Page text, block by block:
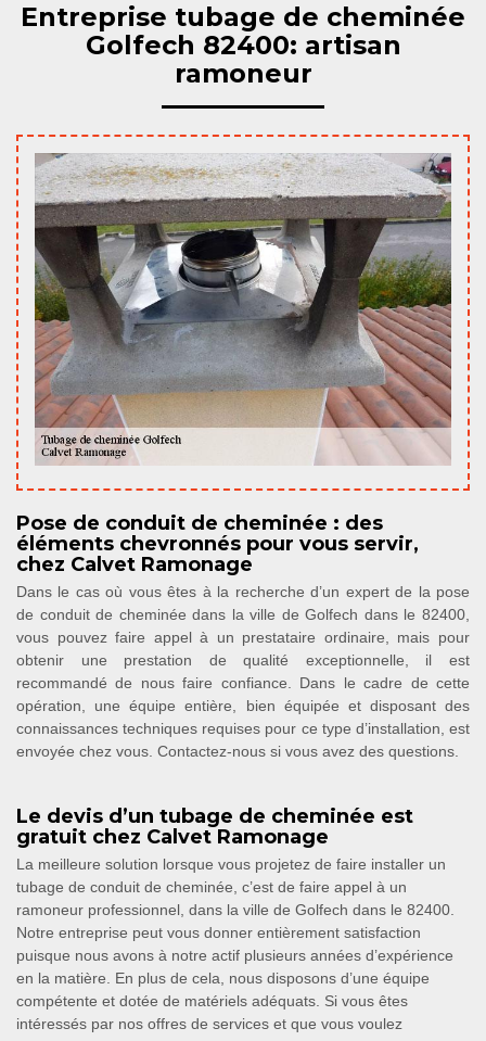
Entreprise tubage de cheminée
Golfech 82400: artisan
ramoneur
Pose de conduit de cheminée : des
éléments chevronnés pour vous servir,
chez Calvet Ramonage
Dans le cas où vous êtes à la recherche d’un expert de la pose
de conduit de cheminée dans la ville de Golfech dans le 82400,
vous pouvez faire appel à un prestataire ordinaire, mais pour
obtenir une prestation de qualité exceptionnelle, il est
recommandé de nous faire confiance. Dans le cadre de cette
opération, une équipe entière, bien équipée et disposant des
connaissances techniques requises pour ce type d’installation, est
envoyée chez vous. Contactez-nous si vous avez des questions.
Le devis d’un tubage de cheminée est
gratuit chez Calvet Ramonage
La meilleure solution lorsque vous projetez de faire installer un
tubage de conduit de cheminée, c’est de faire appel à un
ramoneur professionnel, dans la ville de Golfech dans le 82400.
Notre entreprise peut vous donner entièrement satisfaction
puisque nous avons à notre actif plusieurs années d’expérience
en la matière. En plus de cela, nous disposons d’une équipe
compétente et dotée de matériels adéquats. Si vous êtes
intéressés par nos offres de services et que vous voulez